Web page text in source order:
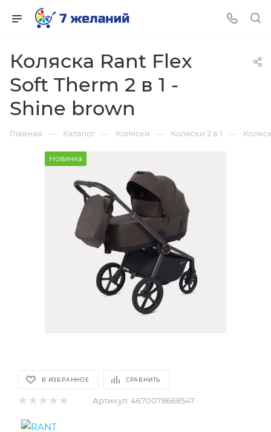
Коляска Rant Flex
Soft Therm 2 в 1 -
Shine brown
Главная — Каталог — Коляски — Коляски 2 в 1 —
Новинка
В ИЗБРАННОЕ СРАВНИТЬ
Артикул: 4670078668547